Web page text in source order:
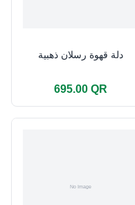
دلة قهوة رسلان ذهبية
695.00 QR